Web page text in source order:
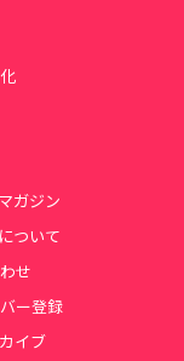
ガジン
ついて
せ
ー登録
イブ